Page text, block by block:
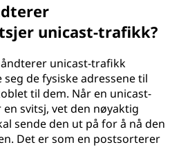
unicast-trafikk?
unicast-trafikk
de fysiske adressene til
til dem. Når en unicast-
svitsj, vet den nøyaktig
sende den ut på for å nå den
Det er som en postsorterer